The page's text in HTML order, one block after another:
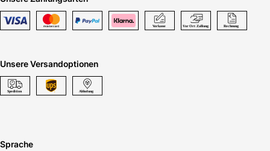
Unsere Versandoptionen
Sprache